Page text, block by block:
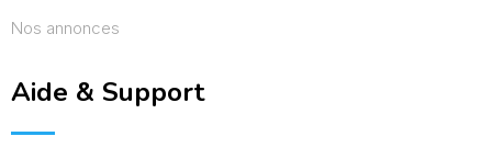
Nos annonces
Aide & Support